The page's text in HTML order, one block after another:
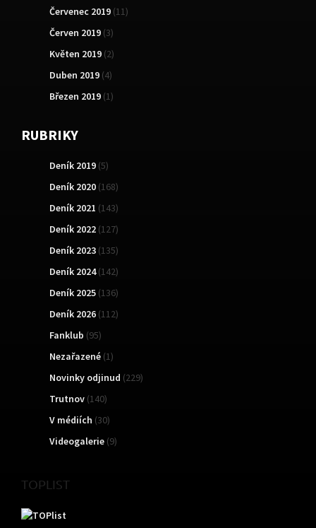
Červenec 2019 (11)
Červen 2019 (3)
Květen 2019 (2)
Duben 2019 (4)
Březen 2019 (1)
RUBRIKY
Deník 2019 (5)
Deník 2020 (168)
Deník 2021 (143)
Deník 2022 (127)
Deník 2023 (135)
Deník 2024(142)
Deník 2025 (136)
Deník 2026 (112)
Fanklub (95)
Nezařazené (1)
Novinky odjinud (229)
Trutnov (140)
V médiích (30)
Videogalerie (9)
TOPLIST